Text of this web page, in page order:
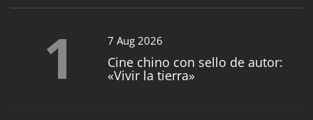
1 7 Aug 2026
Cine chino con sello de autor:
«Vivir la tierra»